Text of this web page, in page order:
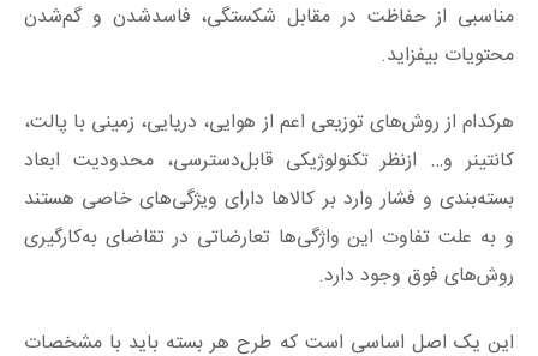
مناسبی از حفاظت در مقابل شکستگی، فاسدشدن و گم‌شدن
محتویات بیفزاید.
هرکدام از روش‌های توزیعی اعم از هوایی، دریایی، زمینی با پالت،
کانتینر و… ازنظر تکنولوژیکی قابل‌دسترسی، محدودیت ابعاد
بسته‌بندی و فشار وارد بر کالاها دارای ویژگی‌های خاصی هستند
و به علت تفاوت این واژگی‌ها تعارضاتی در تقاضای به‌کارگیری
روش‌های فوق وجود دارد.
این یک اصل اساسی است که طرح هر بسته باید با مشخصات